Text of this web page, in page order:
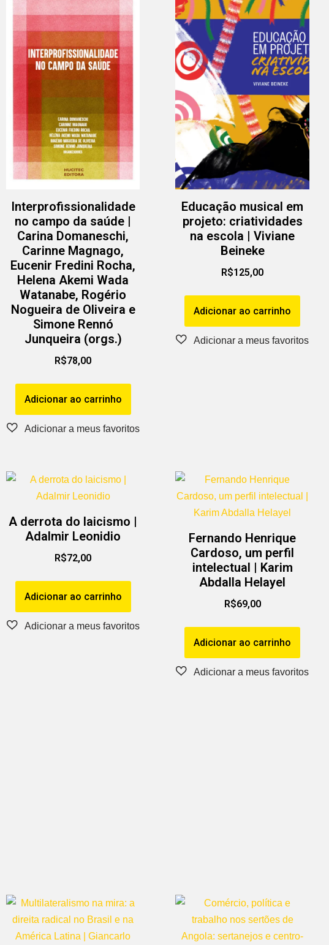
Interprofissionalidade
no campo da saúde |
Carina Domaneschi,
Carinne Magnago,
Eucenir Fredini Rocha,
Helena Akemi Wada
Watanabe, Rogério
Nogueira de Oliveira e
Simone Rennó
Junqueira (orgs.)
R$78,00
Adicionar ao carrinho
Educação musical em
projeto: criatividades
na escola | Viviane
Beineke
R$125,00
Adicionar ao carrinho
A derrota do laicismo |
Adalmir Leonidio
R$72,00
Adicionar ao carrinho
Fernando Henrique
Cardoso, um perfil
intelectual | Karim
Abdalla Helayel
R$69,00
Adicionar ao carrinho